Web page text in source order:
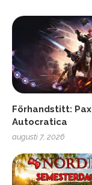
Förhandstitt: Pax
Autocratica
augusti 7, 2026